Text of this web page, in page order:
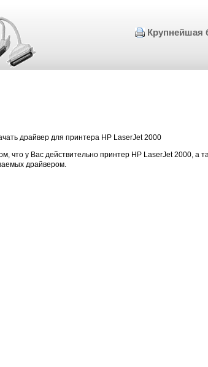
Крупнейшая
драйвер для принтера HP LaserJet 2000
что у Вас действительно принтер HP LaserJet 2000, а
драйвером.